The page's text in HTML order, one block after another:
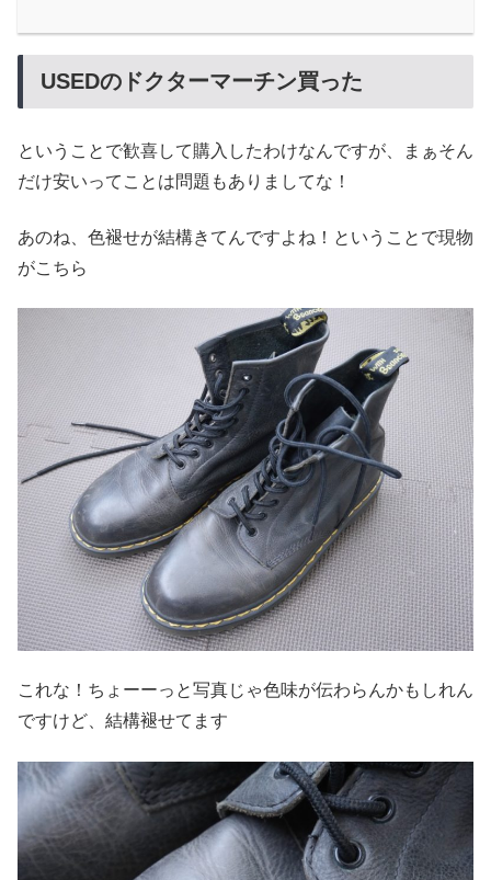
USEDのドクターマーチン買った
ということで歓喜して購入したわけなんですが、まぁそん
だけ安いってことは問題もありましてな！
あのね、色褪せが結構きてんですよね！ということで現物
がこちら
これな！ちょーーっと写真じゃ色味が伝わらんかもしれん
ですけど、結構褪せてます